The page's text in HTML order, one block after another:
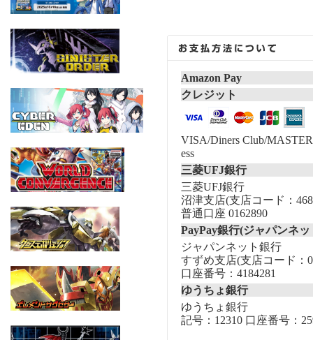
Amazon Pay
クレジット
VISA/Diners Club/
ess
三菱UFJ銀行
三菱UFJ銀行
沼津支店(支店コード：
普通口座 0162890
PayPay銀行(ジャパンネ
ジャパンネット銀行
すずめ支店(支店コード：
口座番号：4184281
ゆうちょ銀行
ゆうちょ銀行
記号：12310 口座番号：